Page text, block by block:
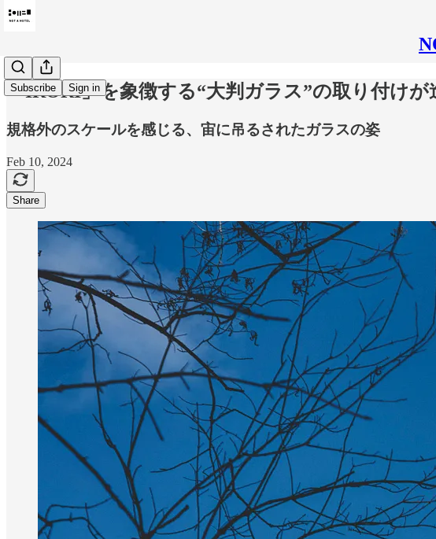
Subscribe Sign in
「IRORI」を象徴する“大判ガラス”の取り付けが
規格外のスケールを感じる、宙に吊るされたガラスの姿
Feb 10, 2024
Share